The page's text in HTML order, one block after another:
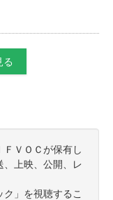
ＶＯＣが保有し
上映、公開、レ
」を視聴するこ